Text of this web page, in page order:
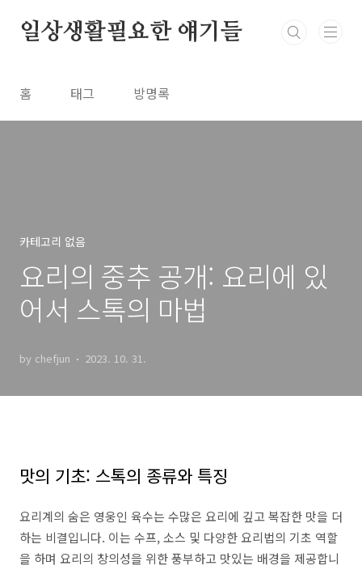
일상생활필요한 얘기들
홈 태그 방명록
카테고리 없음
요리의 중추 공개: 요리에 있
어서 스톡의 마법
by chefjun 2023. 10. 31.
맛의 기초: 스톡의 종류와 특징
요리계의 숨은 영웅인 육수는 수많은 요리에 깊고 복잡한 맛을 더
하는 비결입니다. 이는 수프, 소스 및 다양한 요리법의 기초 역할
을 하며 요리의 창의성을 위한 풍부하고 맛있는 배경을 제공합니